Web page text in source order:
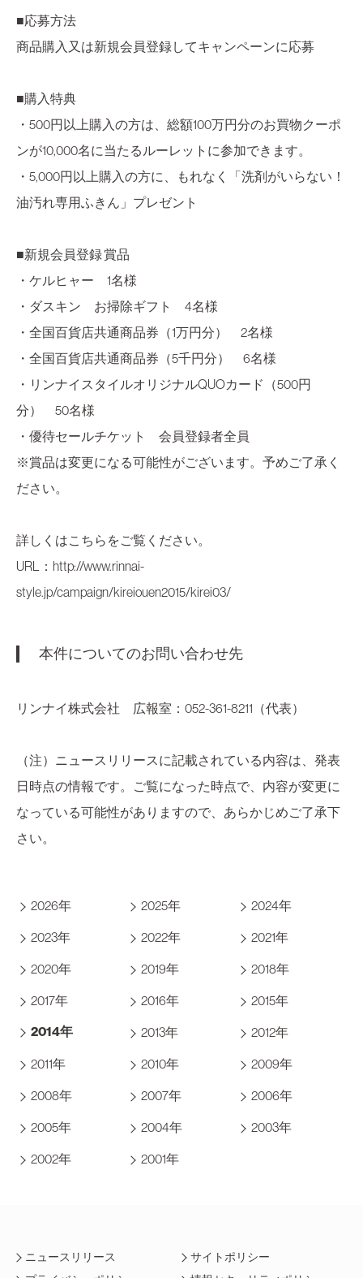
■応募方法
商品購入又は新規会員登録してキャンペーンに応募
■購入特典
・500円以上購入の方は、総額100万円分のお買物クーポ
ンが10,000名に当たるルーレットに参加できます。
・5,000円以上購入の方に、もれなく「洗剤がいらない！
油汚れ専用ふきん」プレゼント
■新規会員登録 賞品
・ケルヒャー 1名様
・ダスキン お掃除ギフト 4名様
・全国百貨店共通商品券（1万円分） 2名様
・全国百貨店共通商品券（5千円分） 6名様
・リンナイスタイルオリジナルQUOカード（500円
分） 50名様
・優待セールチケット 会員登録者全員
※賞品は変更になる可能性がございます。予めご了承く
ださい。
詳しくはこちらをご覧ください。
URL： http://www.rinnai-
style.jp/campaign/kireiouen2015/kirei03/
本件についてのお問い合わせ先
リンナイ株式会社 広報室：052-361-8211（代表）
（注）ニュースリリースに記載されている内容は、発表
日時点の情報です。ご覧になった時点で、内容が変更に
なっている可能性がありますので、あらかじめご了承下
さい。
2026年 2025年 2024年
2023年 2022年 2021年
2020年 2019年 2018年
2017年 2016年 2015年
2014年 2013年 2012年
2011年 2010年 2009年
2008年 2007年 2006年
2005年 2004年 2003年
2002年 2001年
ニュースリリース
サイトポリシー